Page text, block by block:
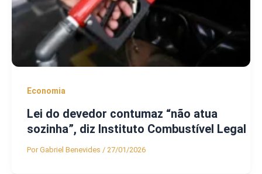
Economia
Lei do devedor contumaz “não atua
sozinha”, diz Instituto Combustível Legal
PorGabriel Benevides / 27/01/2026